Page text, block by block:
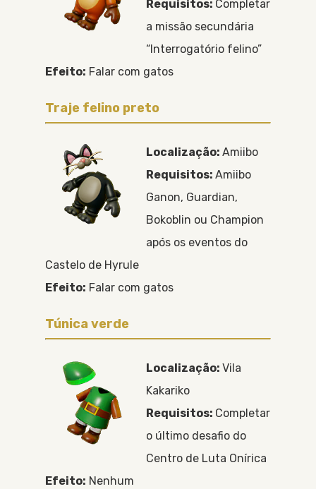
Requisitos: Completar
a missão secundária
“Interrogatório felino”
Efeito: Falar com gatos
Traje felino preto
Localização:Amiibo
Requisitos:Amiibo
Ganon, Guardian,
Bokoblin ou Champion
após os eventos do
Castelo de Hyrule
Efeito: Falar com gatos
Túnica verde
Localização:Vila
Kakariko
Requisitos: Completar
o último desafio do
Centro de Luta Onírica
Efeito: Nenhum